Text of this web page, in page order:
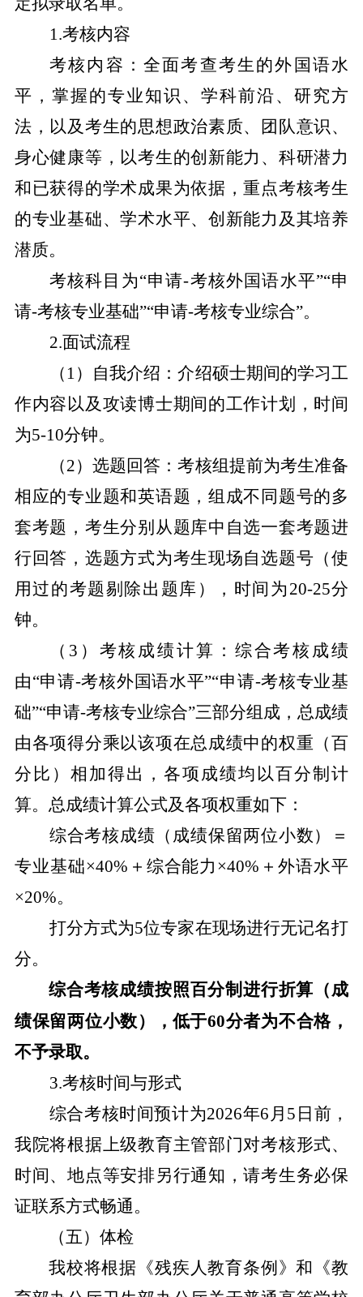
1.考核内容
考核内容：全面考查考生的外国语水
平，掌握的专业知识、学科前沿、研究方
法，以及考生的思想政治素质、团队意识、
身心健康等，以考生的创新能力、科研潜力
和已获得的学术成果为依据，重点考核考生
的专业基础、学术水平、创新能力及其培养
潜质。
考核科目为“申请-考核外国语水平”“申
请-考核专业基础”“申请-考核专业综合”。
2.面试流程
（ 1）自我介绍：介绍硕士期间的学习工
作内容以及攻读博士期间的工作计划，时间
为5-10分钟。
（2）选题回答：考核组提前为考生准备
相应的专业题和英语题，组成不同题号的多
套考题，考生分别从题库中自选一套考题进
行回答，选题方式为考生现场自选题号（使
用过的考题剔除出题库），时间为 20-25分
钟。
（ 3 ）考核成绩计算：综合考核成绩
由“申请-考核外国语水平”“申请-考核专业基
础”“申请-考核专业综合”三部分组成，总成绩
由各项得分乘以该项在总成绩中的权重（百
分比）相加得出，各项成绩均以百分制计
算。总成绩计算公式及各项权重如下：
综合考核成绩（成绩保留两位小数）＝
专业基础×40% ＋综合能力×40% ＋外语水平
×20%。
打分方式为5位专家在现场进行无记名打
分。
综合考核成绩按照百分制进行折算（成
绩保留两位小数）
，低于60分者为不合格 ，
不予录取。
3.考核时间与形式
综合考核时间预计为2026年6 月 5 日前，
我院将根据上级教育主管部门对考核形式、
时间、地点等安排另行通知，请考生务必保
证联系方式畅通。
（五）体检
我校将根据《残疾人教育条例》和《教